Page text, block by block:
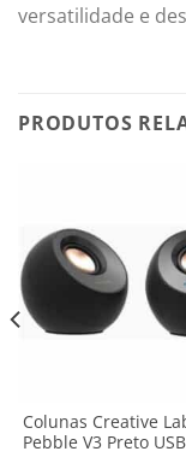
versatilidade e
PRODUTOS
Colunas Creative
Pebble V3 Preto USB